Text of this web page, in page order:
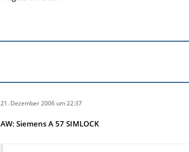
21. Dezember 2006 um 22:37
AW: Siemens A 57 SIMLOCK